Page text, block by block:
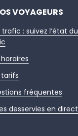
VOYAGEURS
: suivez l’état du
tarifs
fréquentes
desservies en direct